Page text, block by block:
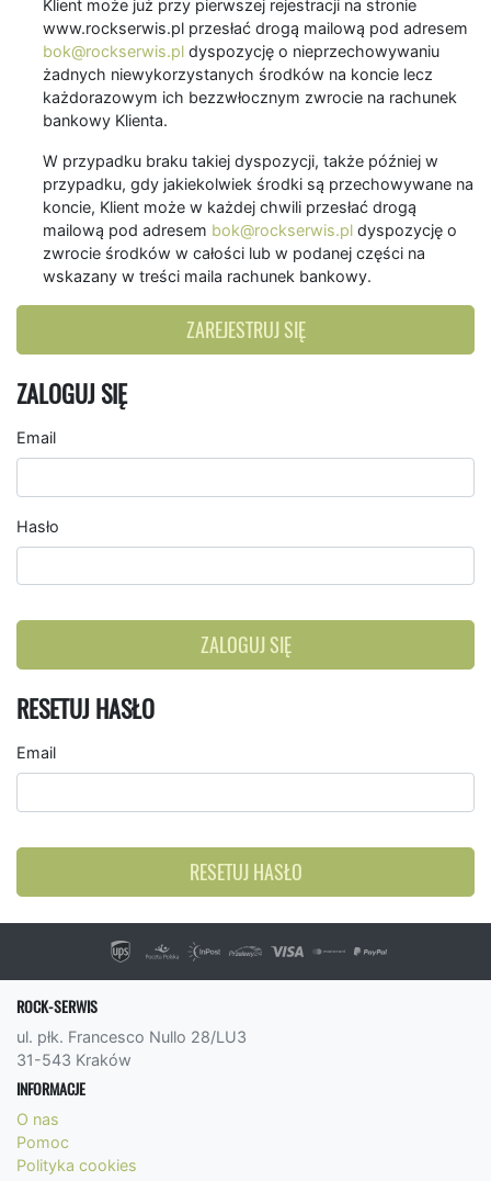
Klient może już przy pierwszej rejestracji na stronie
www.rockserwis.pl przesłać drogą mailową pod adresem
bok@rockserwis.pl dyspozycję o nieprzechowywaniu
żadnych niewykorzystanych środków na koncie lecz
każdorazowym ich bezzwłocznym zwrocie na rachunek
bankowy Klienta.
W przypadku braku takiej dyspozycji, także później w
przypadku, gdy jakiekolwiek środki są przechowywane na
koncie, Klient może w każdej chwili przesłać drogą
mailową pod adresem bok@rockserwis.pl dyspozycję o
zwrocie środków w całości lub w podanej części na
wskazany w treści maila rachunek bankowy.
ZAREJESTRUJ SIĘ
ZALOGUJ SIĘ
Email
Hasło
ZALOGUJ SIĘ
RESETUJ HASŁO
Email
RESETUJ HASŁO
ROCK-SERWIS
ul. płk. Francesco Nullo 28/LU3
31-543 Kraków
INFORMACJE
O nas
Pomoc
Polityka cookies